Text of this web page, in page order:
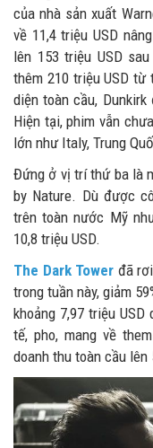
của nhà sản xuất
về 11,4 triệu USD
lên 153 triệu USD
thêm 210 triệu USD
diện toàn cầu, Dunkirk
Hiện tại, phim vẫn
lớn như Italy, Trung
Đứng ở vị trí thứ ba là
by Nature. Dù được
trên toàn nước Mỹ
10,8 triệu USD.
The Dark Tower đã
trong tuần này, giảm
khoảng 7,97 triệu
tế, pho, mang về
doanh thu toàn cầu lên